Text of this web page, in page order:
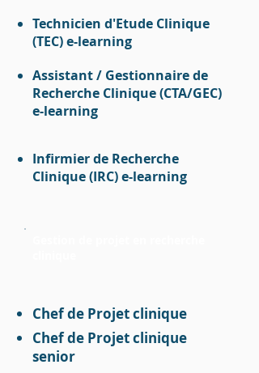
Technicien d'Etude Clinique
(TEC) e-learning
Assistant / Gestionnaire de
Recherche Clinique (CTA/GEC)
e-learning
Infirmier de Recherche
Clinique (IRC) e-learning
Chef de Projet clinique
Chef de Projet clinique
senior